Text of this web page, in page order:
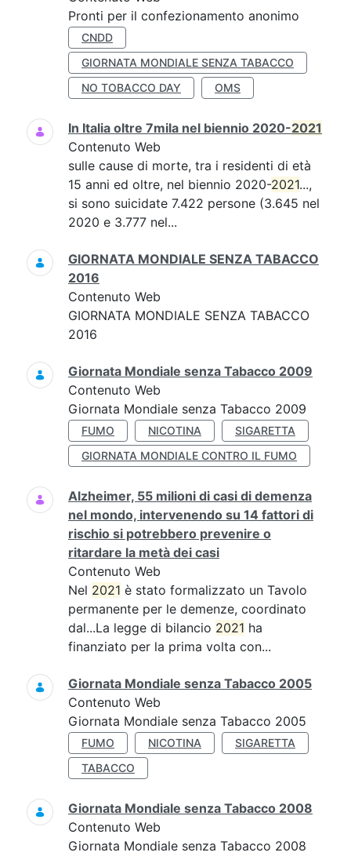
Pronti per il confezionamento anonimo
CNDD
GIORNATA MONDIALE SENZA TABACCO
NO TOBACCO DAY
OMS
In Italia oltre 7mila nel biennio 2020-2021
Contenuto Web
sulle cause di morte, tra i residenti di età
15 anni ed oltre, nel biennio 2020-2021...,
si sono suicidate 7.422 persone (3.645 nel
2020 e 3.777 nel...
GIORNATA MONDIALE SENZA TABACCO
2016
Contenuto Web
GIORNATA MONDIALE SENZA TABACCO
2016
Giornata Mondiale senza Tabacco 2009
Contenuto Web
Giornata Mondiale senza Tabacco 2009
FUMO NICOTINA
SIGARETTA
GIORNATA MONDIALE CONTRO IL FUMO
Alzheimer, 55 milioni di casi di demenza
nel mondo, intervenendo su 14 fattori di
rischio si potrebbero prevenire o
ritardare la metà dei casi
Contenuto Web
Nel 2021 è stato formalizzato un Tavolo
permanente per le demenze, coordinato
dal...La legge di bilancio 2021 ha
finanziato per la prima volta con...
Giornata Mondiale senza Tabacco 2005
Contenuto Web
Giornata Mondiale senza Tabacco 2005
FUMO NICOTINA
SIGARETTA
TABACCO
Giornata Mondiale senza Tabacco 2008
Contenuto Web
Giornata Mondiale senza Tabacco 2008